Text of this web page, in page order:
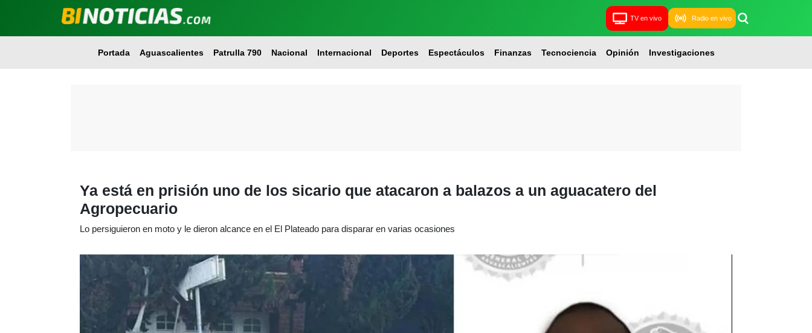
TV en vivo Radio en vivo
Portada Aguascalientes Patrulla 790 Nacional Internacional Deportes Espectáculos Finanzas Tecnociencia Opinión Investigaciones
Ya está en prisión uno de los sicario que atacaron a balazos a un aguacatero del
Agropecuario
Lo persiguieron en moto y le dieron alcance en el El Plateado para disparar en varias ocasiones